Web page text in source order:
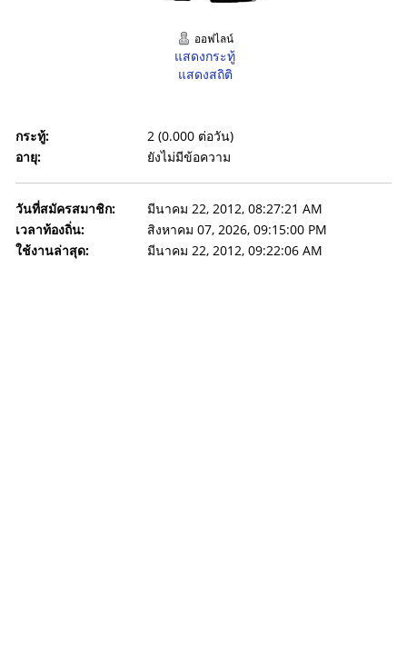
ออฟไลน์
แสดงกระทู้
แสดงสถิติ
กระทู้:
2 (0.000 ต่อวัน)
อายุ:
ยังไม่มีข้อความ
วันที่สมัครสมาชิก:
มีนาคม 22, 2012, 08:27:21 AM
เวลาท้องถิ่น:
สิงหาคม 07, 2026, 09:15:00 PM
ใช้งานล่าสุด:
มีนาคม 22, 2012, 09:22:06 AM